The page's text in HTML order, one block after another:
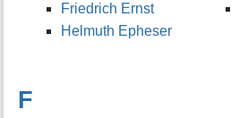
Friedrich Ernst
Helmuth Epheser
F